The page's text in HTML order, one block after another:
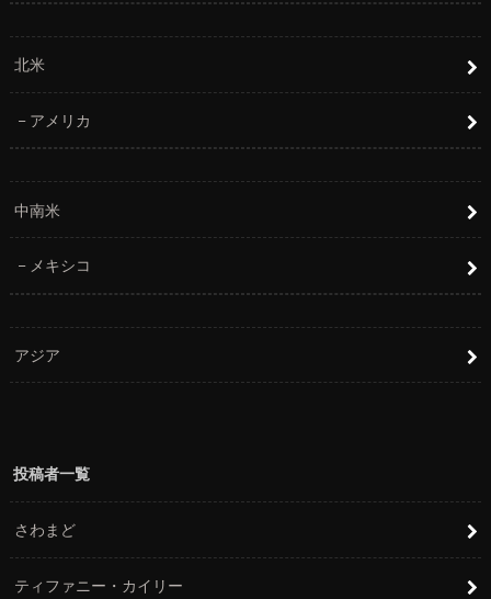
北米
アメリカ
中南米
メキシコ
アジア
投稿者一覧
さわまど
ティファニー・カイリー